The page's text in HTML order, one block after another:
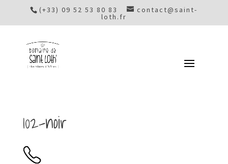
(+33) 09 52 53 80 83 contact@saint-
loth.fr
102-noir